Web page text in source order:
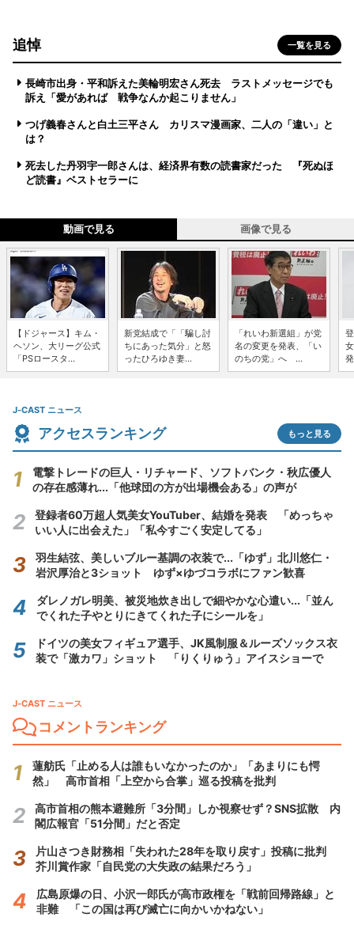
追悼 一覧を見る
長崎市出身・平和訴えた美輪明宏さん死去 ラストメッセージでも
訴え「愛があれば 戦争なんか起こりません」
つげ義春さんと白土三平さん カリスマ漫画家、二人の「違い」と
は？
死去した丹羽宇一郎さんは、経済界有数の読書家だった 『死ぬほ
ど読書』ベストセラーに
動画で見る 画像で見る
【ドジャース】キム・
ヘソン、大リーグ公式
「PSロースタ...
新党結成で「「騙し討
ちにあった気分」と怒
ったひろゆき妻...
「れいわ新選組」が党
名の変更を発表、「い
のちの党」へ ...
J-CAST ニュース
アクセスランキング もっと見る
電撃トレードの巨人・リチャード、ソフトバンク・秋広優人
の存在感薄れ...「他球団の方が出場機会ある」の声が
登録者60万超人気美女YouTuber、結婚を発表 「めっちゃ
いい人に出会えた」「私今すごく安定してる」
羽生結弦、美しいブルー基調の衣装で...「ゆず」北川悠仁・
岩沢厚治と3ショット ゆず×ゆづコラボにファン歓喜
ダレノガレ明美、被災地炊き出しで細やかな心遣い...「並ん
でくれた子やとりにきてくれた子にシールを」
ドイツの美女フィギュア選手、JK風制服＆ルーズソックス衣
装で「激カワ」ショット 「りくりゅう」アイスショーで
J-CAST ニュース
コメントランキング
蓮舫氏「止める人は誰もいなかったのか」「あまりにも愕
然」 高市首相「上空から合掌」巡る投稿を批判
高市首相の熊本避難所「3分間」しか視察せず？SNS拡散 内
閣広報官「51分間」だと否定
片山さつき財務相「失われた28年を取り戻す」投稿に批判
芥川賞作家「自民党の大失政の結果だろう」
広島原爆の日、小沢一郎氏が高市政権を「戦前回帰路線」と
非難 「この国は再び滅亡に向かいかねない」